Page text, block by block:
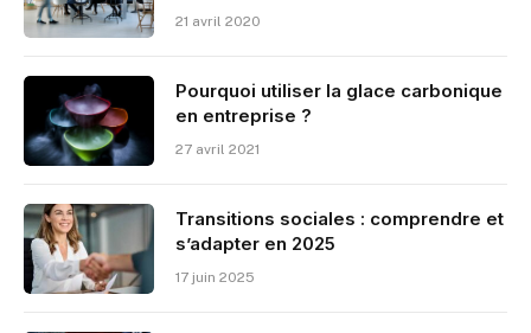
21 avril 2020
Pourquoi utiliser la glace carbonique
en entreprise ?
27 avril 2021
Transitions sociales : comprendre et
s’adapter en 2025
17 juin 2025